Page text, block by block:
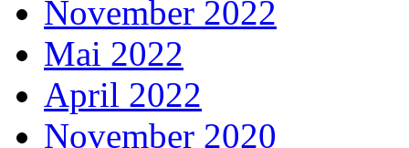
November 2022
Mai 2022
April 2022
November 2020